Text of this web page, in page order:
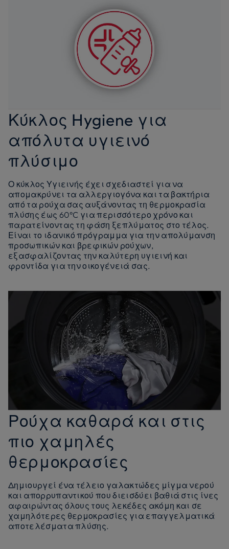
Κύκλος Hygiene για
απόλυτα υγιεινό
πλύσιμο
Ο κύκλος Υγιεινής έχει σχεδιαστεί για να
απομακρύνει τα αλλεργιογόνα και τα βακτήρια
από τα ρούχα σας αυξάνοντας τη θερμοκρασία
πλύσης έως 60°C για περισσότερο χρόνο και
παρατείνοντας τη φάση ξεπλύματος στο τέλος.
Είναι το ιδανικό πρόγραμμα για την απολύμανση
προσωπικών και βρεφικών ρούχων,
εξασφαλίζοντας την καλύτερη υγιεινή και
φροντίδα για την οικογένειά σας.
Ρούχα καθαρά και στις
πιο χαμηλές
θερμοκρασίες
Δημιουργεί ένα τέλειο γαλακτώδες μίγμα νερού
και απορρυπαντικού που διεισδύει βαθιά στις ίνες
αφαιρώντας όλους τους λεκέδες ακόμη και σε
χαμηλότερες θερμοκρασίες για επαγγελματικά
αποτελέσματα πλύσης.